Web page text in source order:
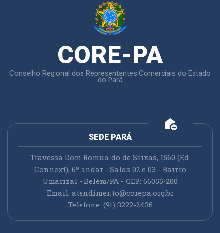
CORE-PA
Conselho Regional dos Representantes Comerciais do Estado
do Pará
add_home
SEDE PARÁ
Travessa Dom Romualdo de Seixas, 1560 (Ed.
Connext), 6º andar - Salas 02 e 03 - Bairro
Umarizal - Belém/PA - CEP: 66055-200
Email: atendimento@corepa.org.br
Telefone: (91) 3222-2436